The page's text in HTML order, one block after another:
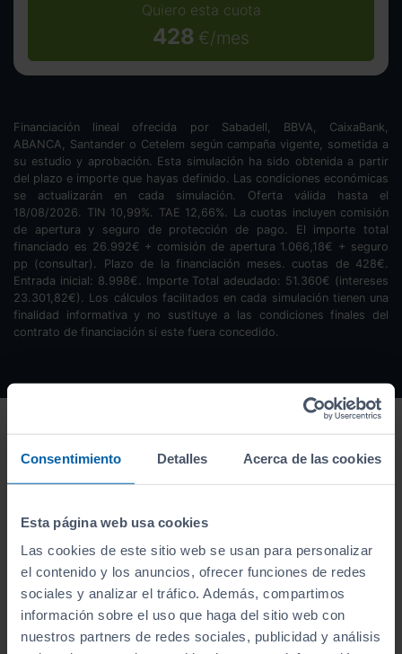
Consentimiento Detalles Acerca de las cookies
Esta página web usa cookies
Las cookies de este sitio web se usan para personalizar
el contenido y los anuncios, ofrecer funciones de redes
sociales y analizar el tráfico. Además, compartimos
información sobre el uso que haga del sitio web con
nuestros partners de redes sociales, publicidad y análisis
Quiero esta cuota
428 €/mes
Financiación lineal ofrecida por Sabadell, BBVA, CaixaBank,
ABANCA, Santander o Cetelem según campaña vigente, sometida a
su estudio y aprobación. Esta simulación ha sido obtenida a partir
del plazo e importe que hayas definido. Las condiciones económicas
se actualizarán en cada simulación. Oferta válida hasta el
18/08/2026. TIN 10,99%. TAE 12,66%. La cuotas incluyen comisión
de apertura y seguro de protección de pago. El importe total
financiado es 26.992€ + comisión de apertura 1.066,18€ + seguro
pp (consultar). Plazo de la financiación meses. cuotas de 428€.
Entrada inicial: 8.998€. Importe Total adeudado: 51.360€ (intereses
23.301,82€). Los cálculos facilitados en cada simulación tienen una
finalidad informativa y no sustituye a las condiciones finales del
contrato de financiación si este fuera concedido.